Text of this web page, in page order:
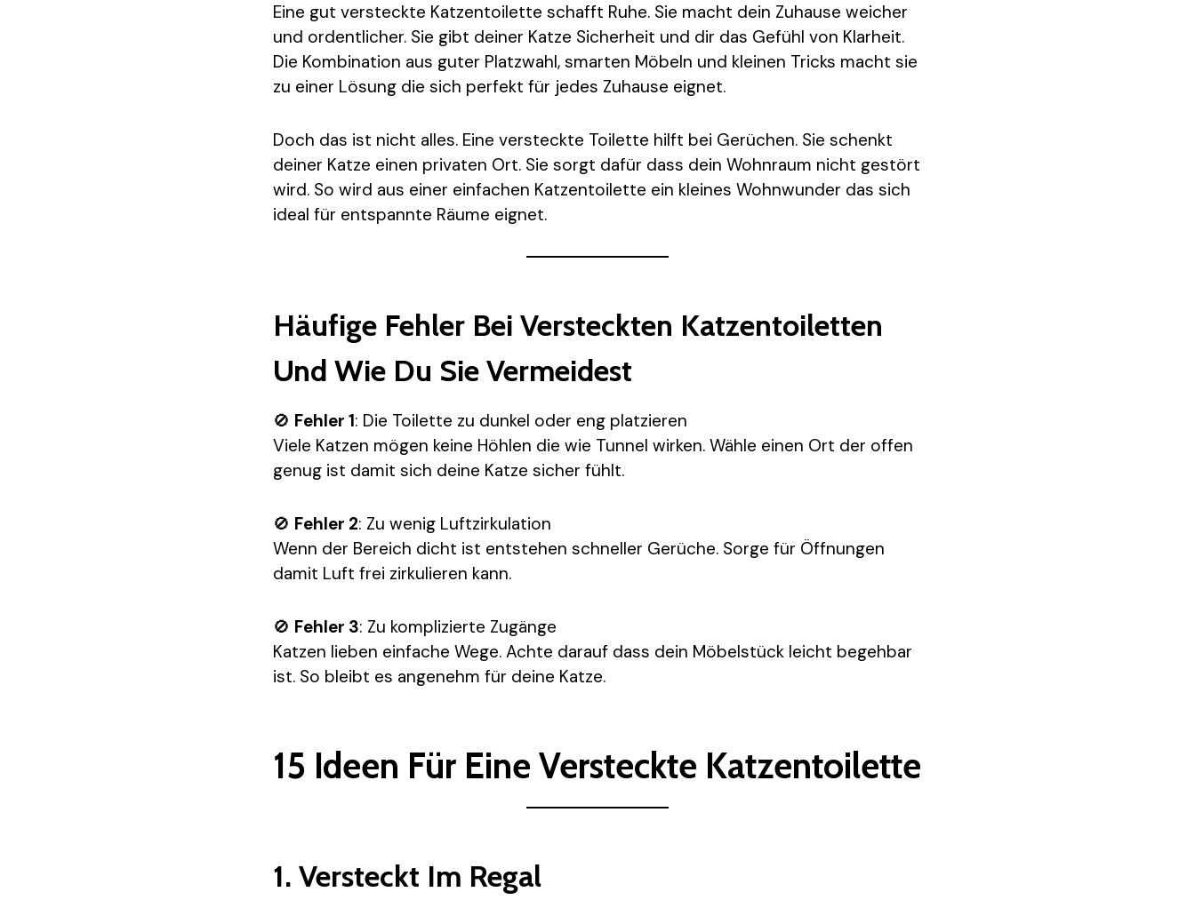
Eine gut versteckte Katzentoilette schafft Ruhe. Sie macht dein Zuhause weicher
und ordentlicher. Sie gibt deiner Katze Sicherheit und dir das Gefühl von Klarheit.
Die Kombination aus guter Platzwahl, smarten Möbeln und kleinen Tricks macht sie
zu einer Lösung die sich perfekt für jedes Zuhause eignet.
Doch das ist nicht alles. Eine versteckte Toilette hilft bei Gerüchen. Sie schenkt
deiner Katze einen privaten Ort. Sie sorgt dafür dass dein Wohnraum nicht gestört
wird. So wird aus einer einfachen Katzentoilette ein kleines Wohnwunder das sich
ideal für entspannte Räume eignet.
Häufige Fehler Bei Versteckten Katzentoiletten
Und Wie Du Sie Vermeidest
🚫 Fehler 1: Die Toilette zu dunkel oder eng platzieren
Viele Katzen mögen keine Höhlen die wie Tunnel wirken. Wähle einen Ort der offen
genug ist damit sich deine Katze sicher fühlt.
🚫 Fehler 2: Zu wenig Luftzirkulation
Wenn der Bereich dicht ist entstehen schneller Gerüche. Sorge für Öffnungen
damit Luft frei zirkulieren kann.
🚫 Fehler 3: Zu komplizierte Zugänge
Katzen lieben einfache Wege. Achte darauf dass dein Möbelstück leicht begehbar
ist. So bleibt es angenehm für deine Katze.
15 Ideen Für Eine Versteckte Katzentoilette
1. Versteckt Im Regal